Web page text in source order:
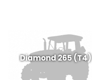
Diamond 265 (T4)